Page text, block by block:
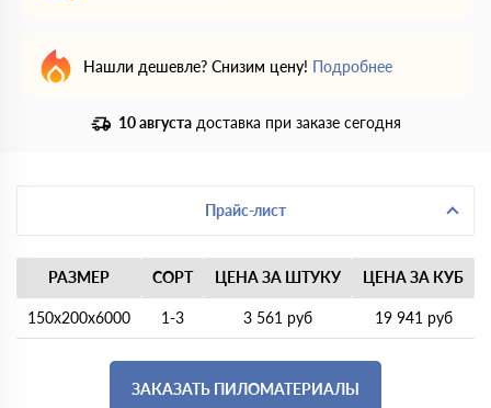
Нашли дешевле? Снизим цену! Подробнее
10 августа доставка при заказе сегодня
Прайс-лист
РАЗМЕР СОРТ ЦЕНА ЗА ШТУКУ ЦЕНА ЗА КУБ
150х200х6000 1-3 3 561 руб 19 941 руб
ЗАКАЗАТЬ ПИЛОМАТЕРИАЛЫ